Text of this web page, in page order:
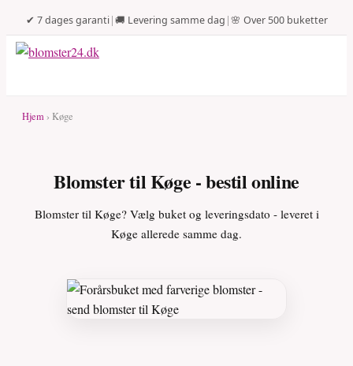
✔ 7 dages garanti|🚚 Levering samme dag |🌸 Over 500 buketter
Hjem › Køge
Blomster til Køge - bestil online
Blomster til Køge? Vælg buket og leveringsdato - leveret i
Køge allerede samme dag.